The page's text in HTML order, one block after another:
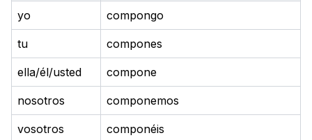
yo compongo
tu compones
ella/él/usted compone
nosotros componemos
vosotros componéis